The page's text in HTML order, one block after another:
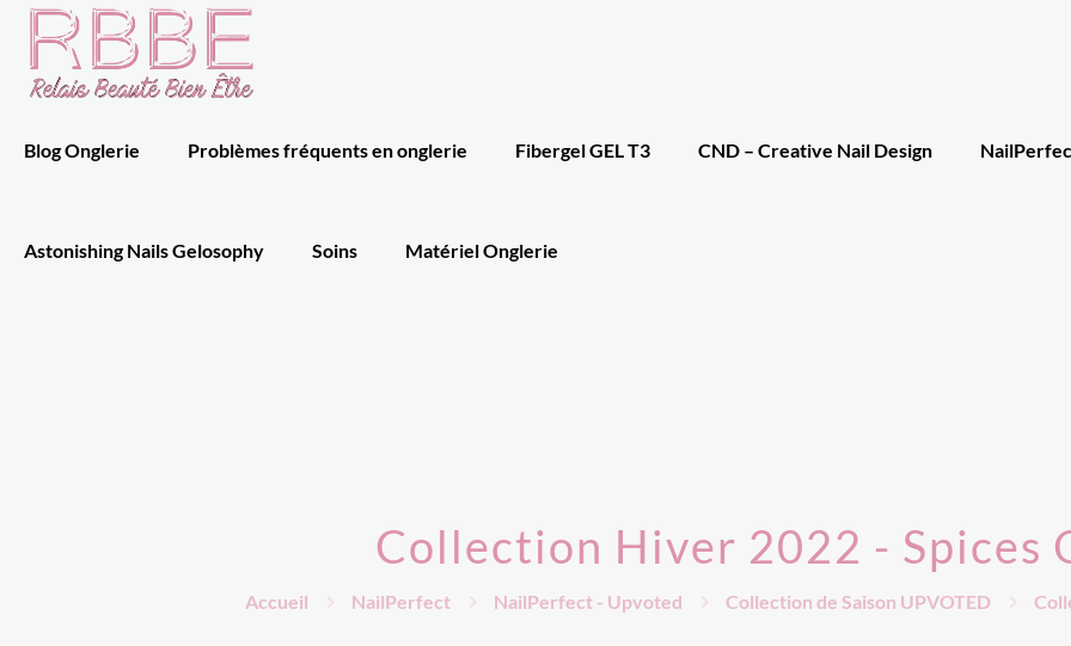
Blog Onglerie Problèmes fréquents en onglerie Fibergel GEL T3 CND – Creative Nail Design
Astonishing Nails Gelosophy Soins Matériel Onglerie
Collection Hiver 2022 - Spices
Accueil NailPerfect NailPerfect - Upvoted Collection de Saison UPVOTED